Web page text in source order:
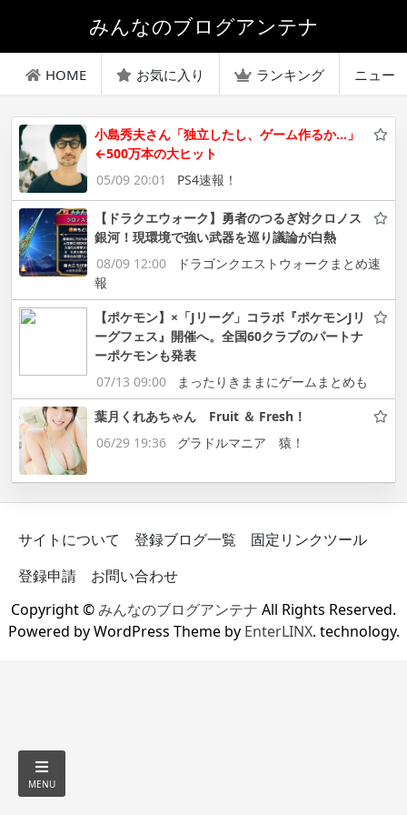
みんなのブログアンテナ
HOME お気に入り ランキング ニュー
小島秀夫さん「独立したし、ゲーム作るか…」
←500万本の大ヒット
05/09 20:01
PS4速報！
【ドラクエウォーク】勇者のつるぎ対クロノス
銀河！現環境で強い武器を巡り議論が白熱
08/09 12:00
ドラゴンクエストウォークまとめ速
報
【ポケモン】×「Jリーグ」コラボ『ポケモンJリ
ーグフェス』開催へ。全国60クラブのパートナ
ーポケモンも発表
07/13 09:00
まったりきままにゲームまとめも
葉月くれあちゃん Fruit ＆ Fresh！
06/29 19:36
グラドルマニア 猿！
サイトについて 登録ブログ一覧
固定リンクツール
登録申請
お問い合わせ
Copyright ©みんなのブログアンテナ All Rights Reserved.
Powered by WordPress Theme by EnterLINX. technology.
MENU